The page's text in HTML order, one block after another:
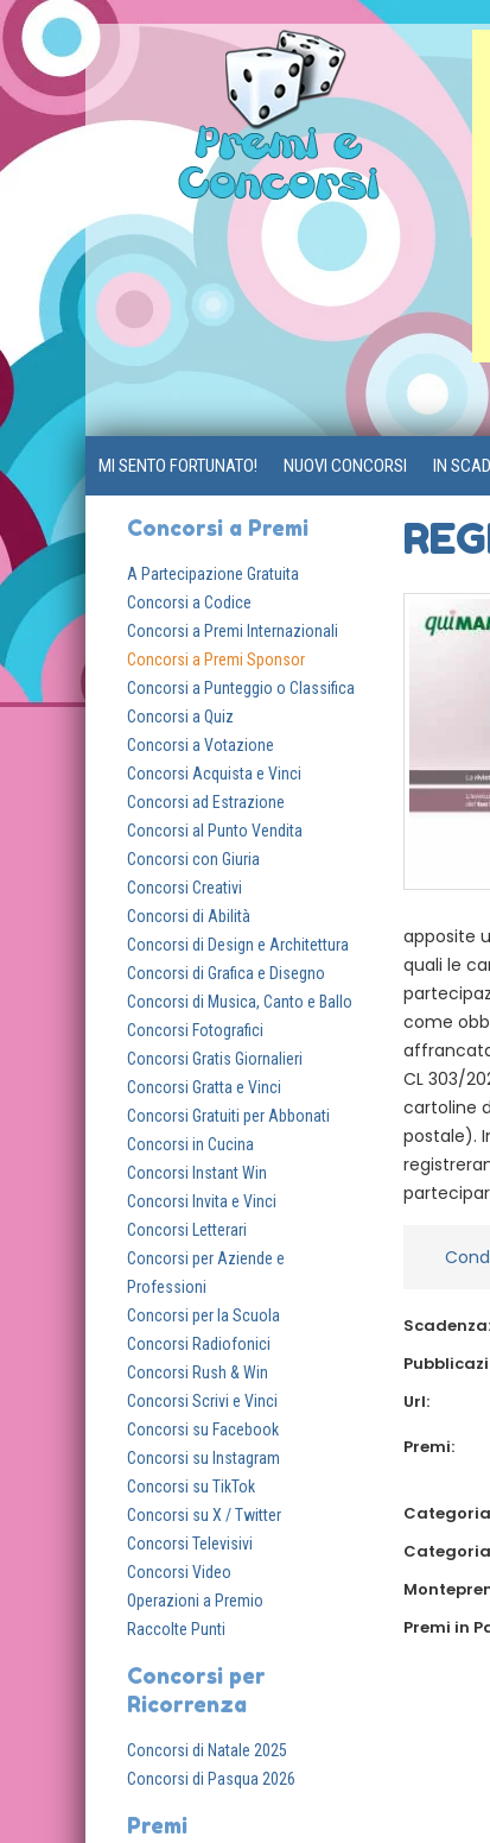
MI SENTO FORTUNATO! NUOVI CONCORSI IN
Concorsi a Premi
A Partecipazione Gratuita
Concorsi a Codice
Concorsi a Premi Internazionali
Concorsi a Premi Sponsor
Concorsi a Punteggio o Classifica
Concorsi a Quiz
Concorsi a Votazione
Concorsi Acquista e Vinci
Concorsi ad Estrazione
Concorsi al Punto Vendita
Concorsi con Giuria
Concorsi Creativi
Concorsi di Abilità
Concorsi di Design e Architettura
Concorsi di Grafica e Disegno
Concorsi di Musica, Canto e Ballo
Concorsi Fotografici
Concorsi Gratis Giornalieri
Concorsi Gratta e Vinci
Concorsi Gratuiti per Abbonati
Concorsi in Cucina
Concorsi Instant Win
Concorsi Invita e Vinci
Concorsi Letterari
Concorsi per Aziende e
Professioni
Concorsi per la Scuola
Concorsi Radiofonici
Concorsi Rush & Win
Concorsi Scrivi e Vinci
Concorsi su Facebook
Concorsi su Instagram
Concorsi su TikTok
Concorsi su X / Twitter
Concorsi Televisivi
Concorsi Video
Operazioni a Premio
Raccolte Punti
Concorsi per
Ricorrenza
Concorsi di Natale 2025
Concorsi di Pasqua 2026
Premi
apposite
quali le
come
affrancata
CL 303/
cartoline
postale).
Scadenza:
Url:
Premi:
Premi in